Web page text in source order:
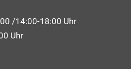
/14:00-18:00 Uhr
Uhr